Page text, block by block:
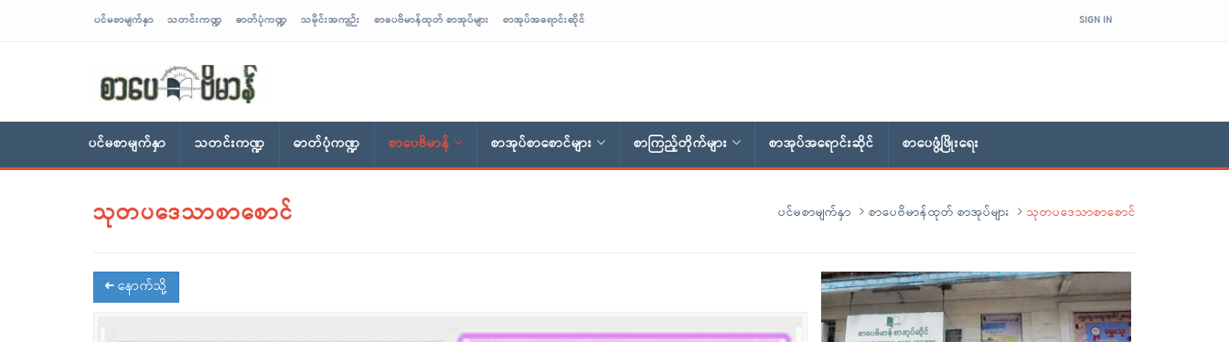
ပင်မစာမျက်နှာ သတင်းကဏ္ဍ ဓာတ်ပုံကဏ္ဍ သမိုင်းအကျဉ်း စာပေဗိမာန်ထုတ် စာအုပ်များ စာအုပ်အရောင်းဆိုင် SIGN IN
ပင်မစာမျက်နှာ သတင်းကဏ္ဍ ဓာတ်ပုံကဏ္ဍ စာပေဗိမာန် စာအုပ်စာစောင်များ စာကြည့်တိုက်များ စာအုပ်အရောင်းဆိုင် စာပေဖွံ့ဖြိုးရေး
သုတပဒေသာစာစောင် ပင်မစာမျက်နှာ စာပေဗိမာန်ထုတ် စာအုပ်များ သုတပဒေသာစာစောင်
နောက်သို့